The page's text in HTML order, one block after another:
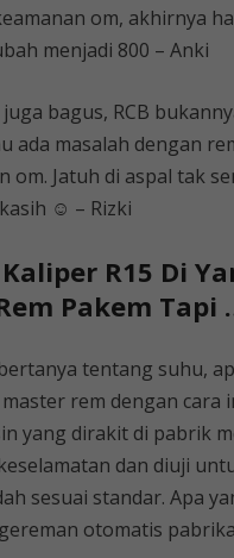
om, akhirnya
menjadi 800 – Anki
bagus, RCB
ada masalah dengan
om. Jatuh di aspal tak
☺ – Rizki
R15 Di
Pakem Tapi
tentang suhu,
rem dengan cara
yang dirakit di pabrik
dan diuji
sesuai standar. Apa
otomatis